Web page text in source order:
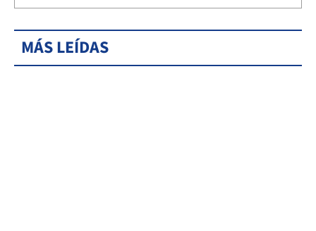
MÁS LEÍDAS